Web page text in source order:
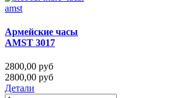
Армейские часы
AMST 3017
2800,00 руб
2800,00 руб
Детали